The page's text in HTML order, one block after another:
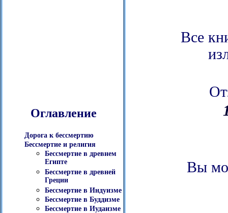
Оглавление
Дорога к бессмертию
Бессмертие и религия
Бессмертие в древнем
Египте
Бессмертие в древней
Греции
Бессмертие в Индуизме
Бессмертие в Буддизме
Бессмертие в Иудаизме
Все
Вы